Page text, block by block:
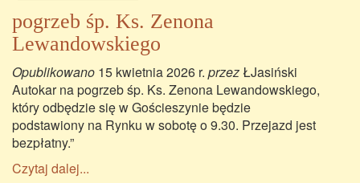
pogrzeb śp. Ks. Zenona
Lewandowskiego
Opublikowano 15 kwietnia 2026 r. przez ŁJasiński
Autokar na pogrzeb śp. Ks. Zenona Lewandowskiego,
który odbędzie się w Gościeszynie będzie
podstawiony na Rynku w sobotę o 9.30. Przejazd jest
bezpłatny.”
Czytaj dalej...